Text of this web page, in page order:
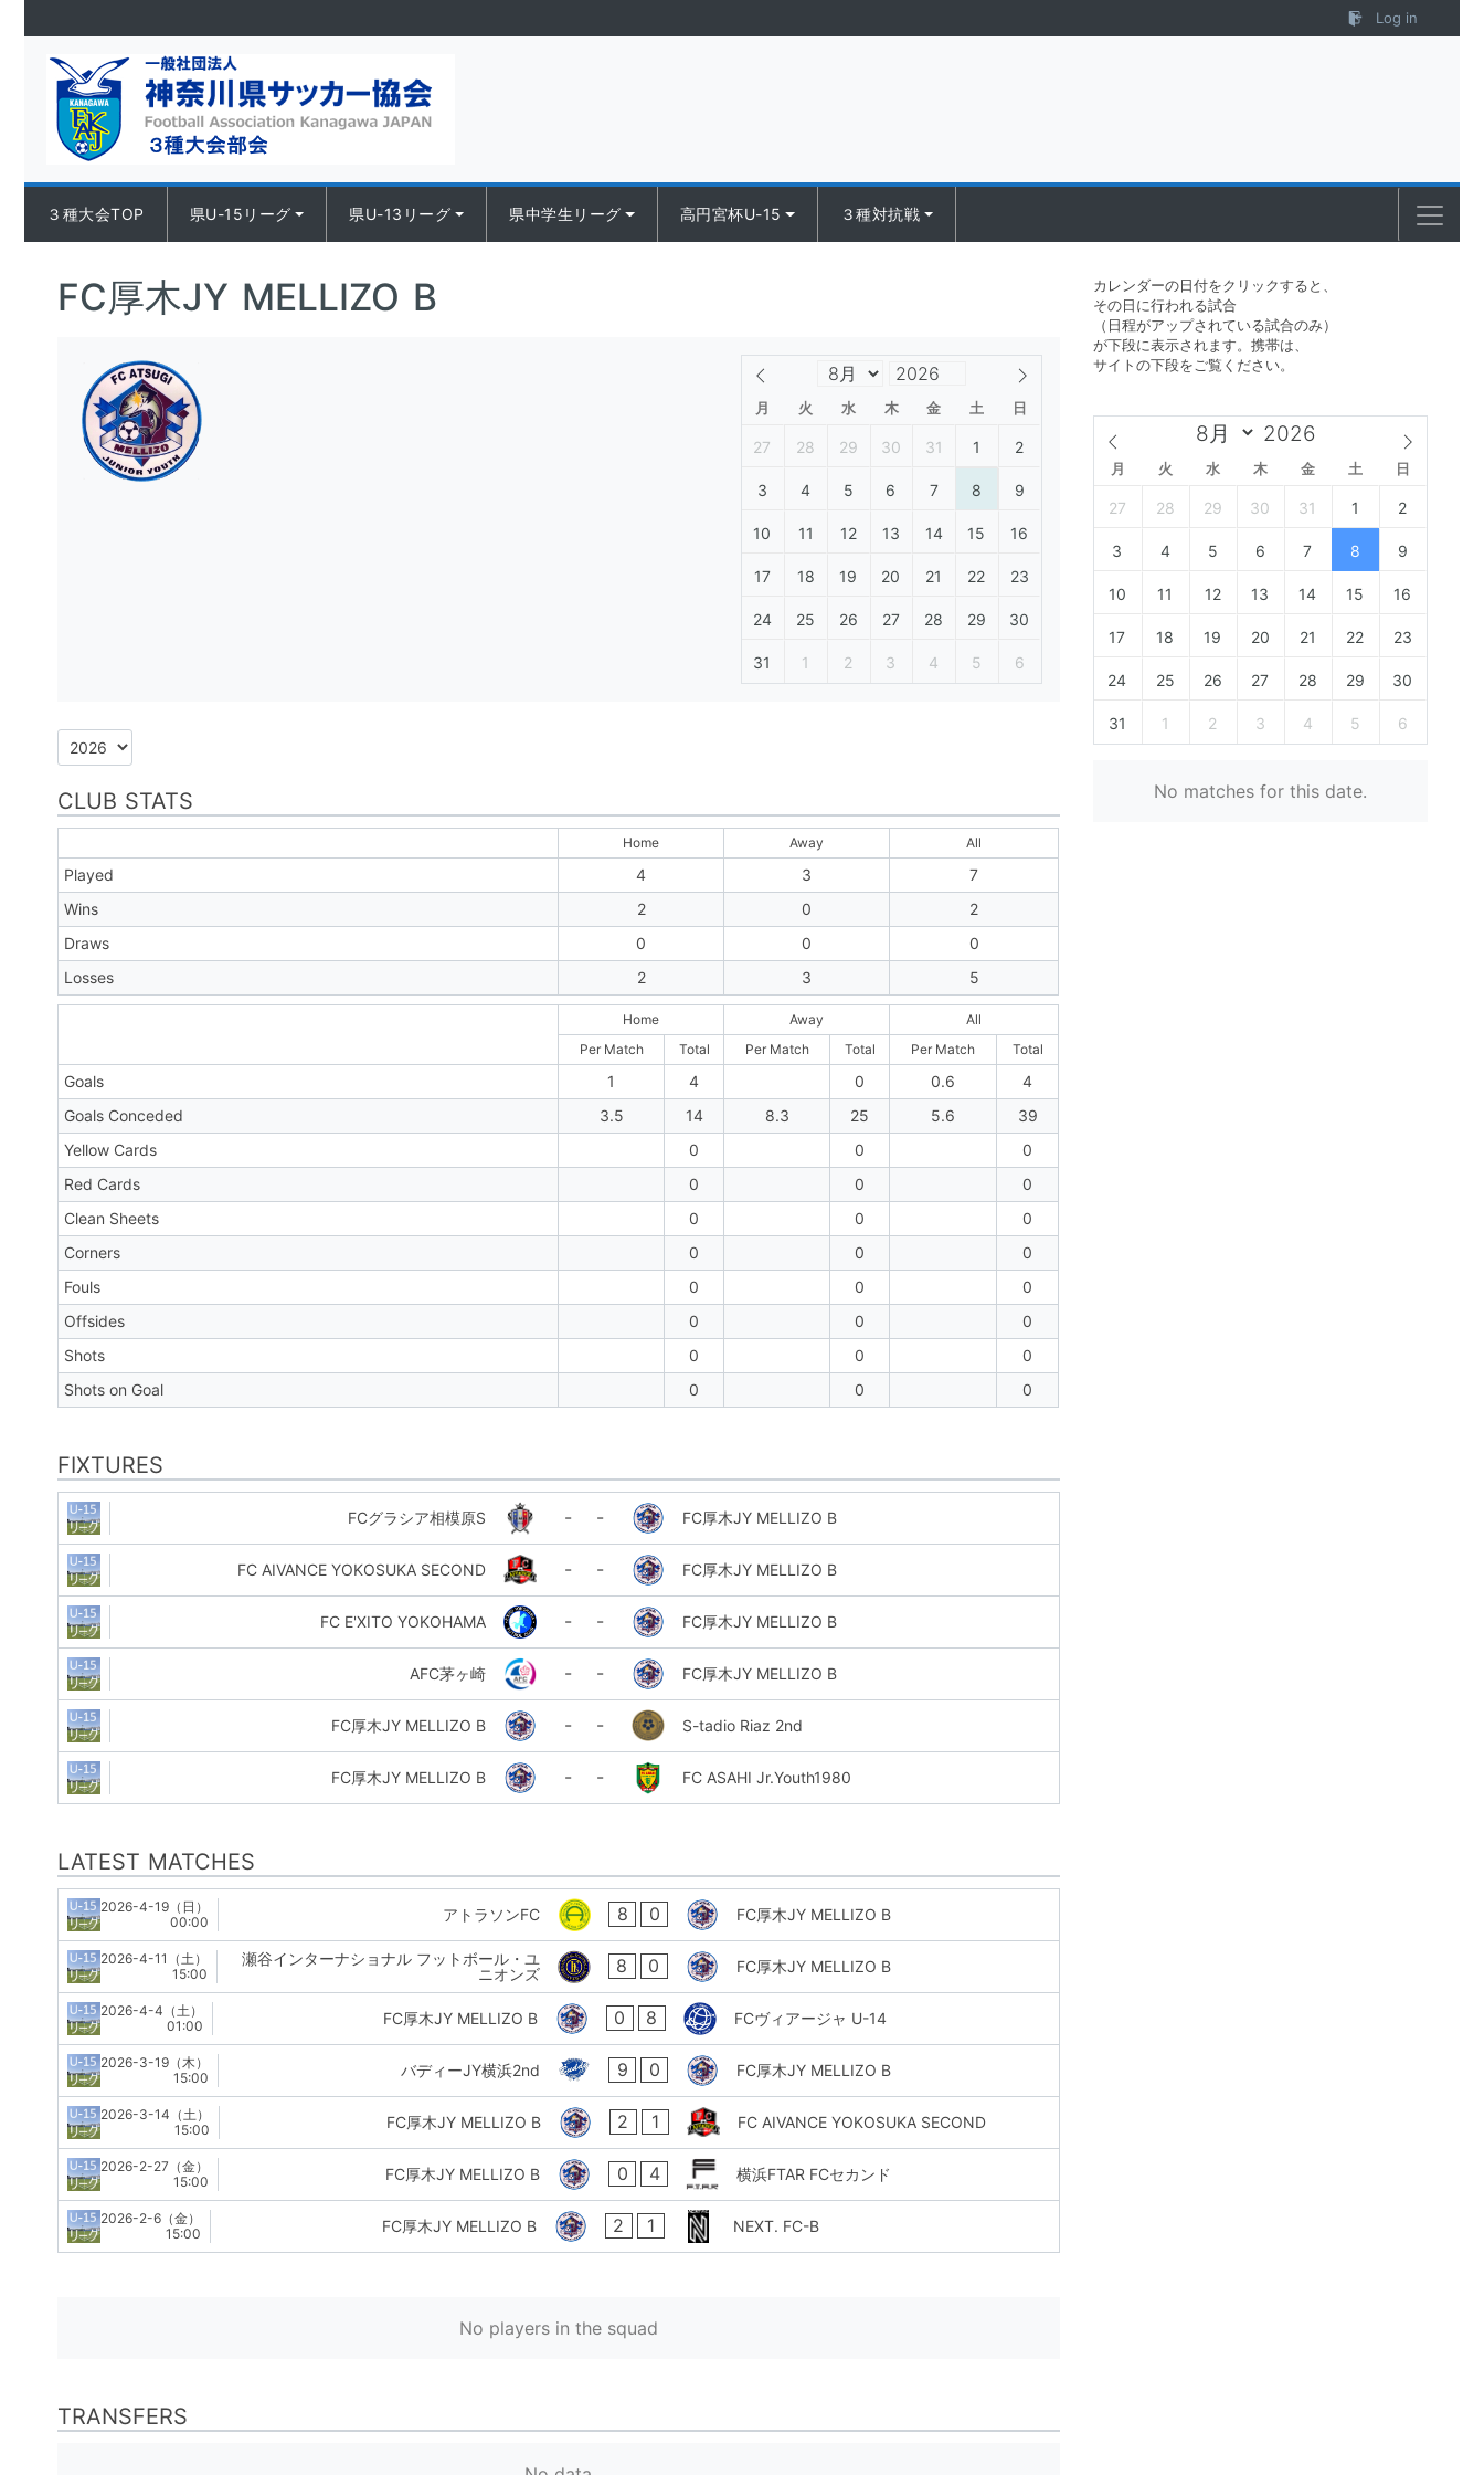
Log in
３種大会TOP 県U-15リーグ 県U-13リーグ 県中学生リーグ 高円宮杯U-15 ３種対抗戦
FC厚木JY MELLIZO B
月 火 水 木 金 土 日
27 28 29 30 31 1 2
3 4 5 6 7 8 9
10 11 12 13 14 15 16
17 18 19 20 21 22 23
24 25 26 27 28 29 30
31 1 2 3 4 5 6
CLUB STATS
Home Away All
Played 4 3
7
Wins
2 0
2
Draws
0 0
0
Losses
2 3 5
Home Away
All
Per Match
Total Per Match Total Per Match Total
Goals 1 4 0 0.6
4
Goals Conceded
3.5 14 8.3 25 5.6
39
Yellow Cards
0 0
0
Red Cards
0 0
0
Clean Sheets
0 0
0
Corners
0 0
0
Fouls
0 0
0
Offsides
0 0
0
Shots
0 0
0
Shots on Goal
0 0 0
FIXTURES
FCグラシア相模原S - - FC厚木JY MELLIZO B
FC AIVANCE YOKOSUKA SECOND - - FC厚木JY MELLIZO B
FC E'XITO YOKOHAMA - - FC厚木JY MELLIZO B
AFC茅ヶ崎 - - FC厚木JY MELLIZO B
FC厚木JY MELLIZO B - - S-tadio Riaz 2nd
FC厚木JY MELLIZO B - - FC ASAHI Jr.Youth1980
LATEST MATCHES
2026-4-19（日）
00:00
アトラソンFC 8 0 FC厚木JY MELLIZO B
2026-4-11（土）
15:00
瀬谷インターナショナル フットボール・ユ
ニオンズ
8 0 FC厚木JY MELLIZO B
2026-4-4（土）
01:00
FC厚木JY MELLIZO B 0 8 FCヴィアージャ U-14
2026-3-19（木）
15:00
バディーJY横浜2nd 9 0 FC厚木JY MELLIZO B
2026-3-14（土）
15:00
FC厚木JY MELLIZO B 2 1 FC AIVANCE YOKOSUKA SECOND
2026-2-27（金）
15:00
FC厚木JY MELLIZO B 0 4 横浜FTAR FCセカンド
2026-2-6（金）
15:00
FC厚木JY MELLIZO B 2 1 NEXT. FC-B
No players in the squad
TRANSFERS
カレンダーの日付をクリックすると、
その日に行われる試合
（日程がアップされている試合のみ）
が下段に表示されます。携帯は、
サイトの下段をご覧ください。
月 火 水 木 金 土 日
27 28 29 30 31 1 2
3 4 5 6 7 8 9
10 11 12 13 14 15 16
17 18 19 20 21 22 23
24 25 26 27 28 29 30
31 1 2 3 4 5 6
No matches for this date.